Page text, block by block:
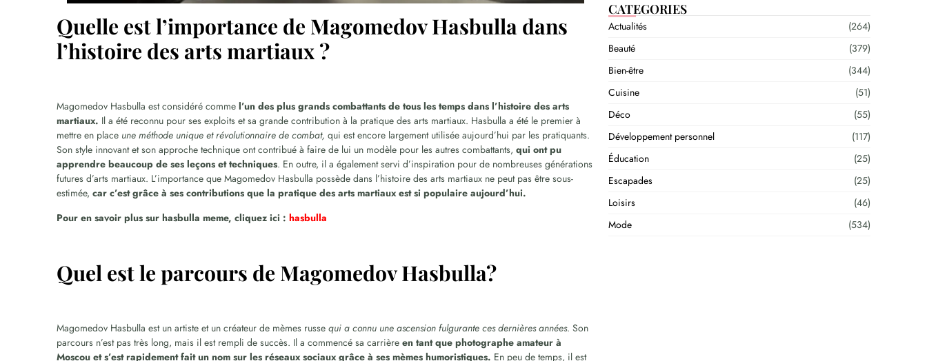
CATEGORIES
Actualités
(264)
Beauté
(379)
Bien-être
(344)
Cuisine
(51)
Déco
(55)
Développement personnel
(117)
Éducation
(25)
Escapades
(25)
Loisirs
(46)
Mode
(534)
Quelle est l’importance de Magomedov Hasbulla dans
l’histoire des arts martiaux ?
Magomedov Hasbulla est considéré commel’un des plus grands combattants de tous les temps dans l’histoire des arts
martiaux. Il a été reconnu pour ses exploits et sa grande contribution à la pratique des arts martiaux. Hasbulla a été le premier à
mettre en place une méthode unique et révolutionnaire de combat,qui est encore largement utilisée aujourd’hui par les pratiquants.
Son style innovant et son approche technique ont contribué à faire de lui un modèle pour les autres combattants,qui ont pu
apprendre beaucoup de ses leçons et techniques. En outre, il a également servi d’inspiration pour de nombreuses générations
futures d’arts martiaux. L’importance que Magomedov Hasbulla possède dans l’histoire des arts martiaux ne peut pas être sous-
estimée, car c’est grâce à ses contributions que la pratique des arts martiaux est si populaire aujourd’hui.
Pour en savoir plus sur hasbulla meme, cliquez ici :hasbulla
Quel est le parcours de Magomedov Hasbulla?
Magomedov Hasbulla est un artiste et un créateur de mèmes russequi a connu une ascension fulgurante ces dernières années. Son
parcours n’est pas très long, mais il est rempli de succès. Il a commencé sa carrièreen tant que photographe amateur à
Moscou et s’est rapidement fait un nom sur les réseaux sociaux grâce à ses mèmes humoristiques. En peu de temps, il est